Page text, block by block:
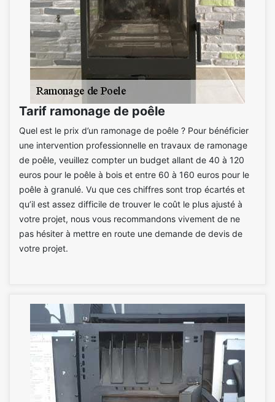
Tarif ramonage de poêle
Quel est le prix d’un ramonage de poêle ? Pour bénéficier
une intervention professionnelle en travaux de ramonage
de poêle, veuillez compter un budget allant de 40 à 120
euros pour le poêle à bois et entre 60 à 160 euros pour le
poêle à granulé. Vu que ces chiffres sont trop écartés et
qu’il est assez difficile de trouver le coût le plus ajusté à
votre projet, nous vous recommandons vivement de ne
pas hésiter à mettre en route une demande de devis de
votre projet.